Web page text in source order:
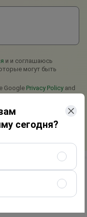
гормона) в
и и соглашаюсь
могут быть
Google Privacy Policyand
сегодня?